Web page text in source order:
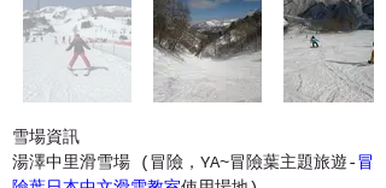
雪場資訊
​湯澤中里滑雪場 (冒險，YA~冒險葉主題旅遊-冒